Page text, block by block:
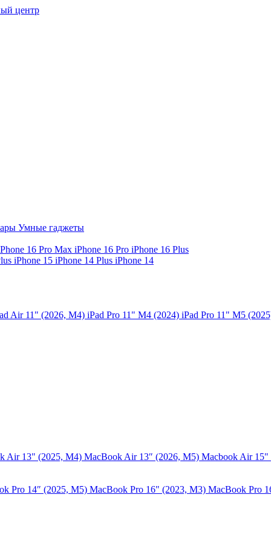
центр
Умные гаджеты
16 Pro Max iPhone 16 Pro iPhone 16 Plus
iPhone 15 iPhone 14 Plus iPhone 14
Air 11" (2026, M4) iPad Pro 11" M4 (2024) iPad Pro 11" M5
Air 13" (2025, M4) MacBook Air 13″ (2026, M5) Macbook Air 15"
Pro 14″ (2025, M5) MacBook Pro 16" (2023, M3) MacBook Pro